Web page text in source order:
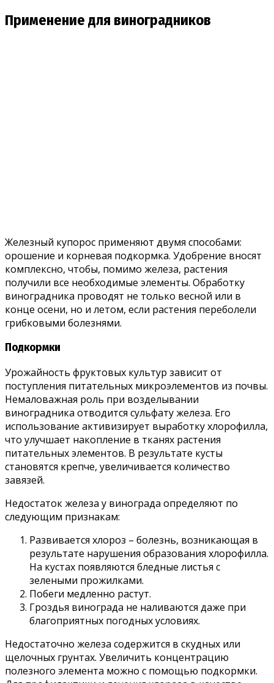
Применение для виноградников
Железный купорос применяют двумя способами:
орошение и корневая подкормка. Удобрение вносят
комплексно, чтобы, помимо железа, растения
получили все необходимые элементы. Обработку
виноградника проводят не только весной или в
конце осени, но и летом, если растения переболели
грибковыми болезнями.
Подкормки
Урожайность фруктовых культур зависит от
поступления питательных микроэлементов из почвы.
Немаловажная роль при возделывании
виноградника отводится сульфату железа. Его
использование активизирует выработку хлорофилла,
что улучшает накопление в тканях растения
питательных элементов. В результате кусты
становятся крепче, увеличивается количество
завязей.
Недостаток железа у винограда определяют по
следующим признакам:
Развивается хлороз – болезнь, возникающая в
результате нарушения образования хлорофилла.
На кустах появляются бледные листья с
зелеными прожилками.
Побеги медленно растут.
Гроздья винограда не наливаются даже при
благоприятных погодных условиях.
Недостаточно железа содержится в скудных или
щелочных грунтах. Увеличить концентрацию
полезного элемента можно с помощью подкормки.